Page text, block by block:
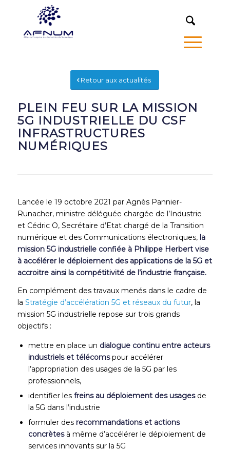
Retour aux actualités
PLEIN FEU SUR LA MISSION
5G INDUSTRIELLE DU CSF
INFRASTRUCTURES
NUMÉRIQUES
Lancée le 19 octobre 2021 par Agnès Pannier-
Runacher, ministre déléguée chargée de l’Industrie
et­ Cédric O, Secrétaire d’Etat chargé de la Transition
numérique et des Communications électroniques, la
mission 5G industrielle confiée à Philippe Herbert vise
à accélérer le déploiement des applications de la 5G et
accroitre ainsi la compétitivité de l’industrie française.
En complément des travaux menés dans le cadre de
la Stratégie d’accélération 5G et réseaux du futur, la
mission 5G industrielle repose sur trois grands
objectifs :
mettre en place un dialogue continu entre acteurs
industriels et télécomspour accélérer
l’appropriation des usages de la 5G par les
professionnels,
identifier les freins au déploiement des usagesde
la 5G dans l’industrie
formuler des recommandations et actions
concrètesà même d’accélérer le déploiement de
services innovants sur la 5G